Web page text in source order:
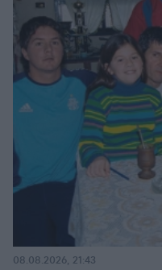
08.08.2026, 21:43